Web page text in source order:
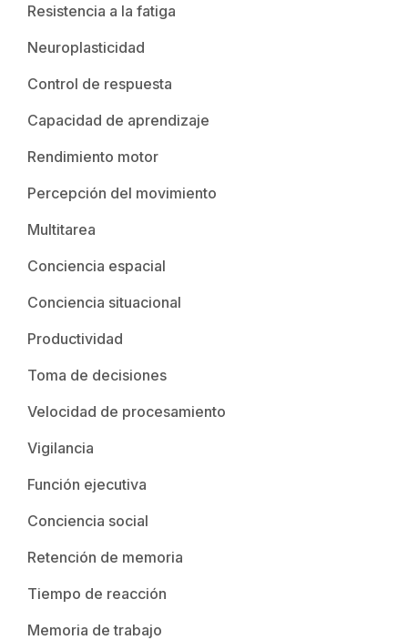
Resistencia a la fatiga
Neuroplasticidad
Control de respuesta
Capacidad de aprendizaje
Rendimiento motor
Percepción del movimiento
Multitarea
Conciencia espacial
Conciencia situacional
Productividad
Toma de decisiones
Velocidad de procesamiento
Vigilancia
Función ejecutiva
Conciencia social
Retención de memoria
Tiempo de reacción
Memoria de trabajo